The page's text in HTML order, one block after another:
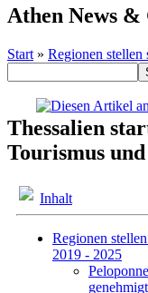
Athen News &
Start » Regionen
Thessalien
Tourismus
Inhalt
Regionen
2019 - 2025